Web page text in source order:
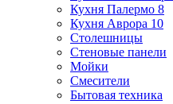
Кухня Палермо 8
Кухня Аврора 10
Столешницы
Стеновые панели
Мойки
Смесители
Бытовая техника